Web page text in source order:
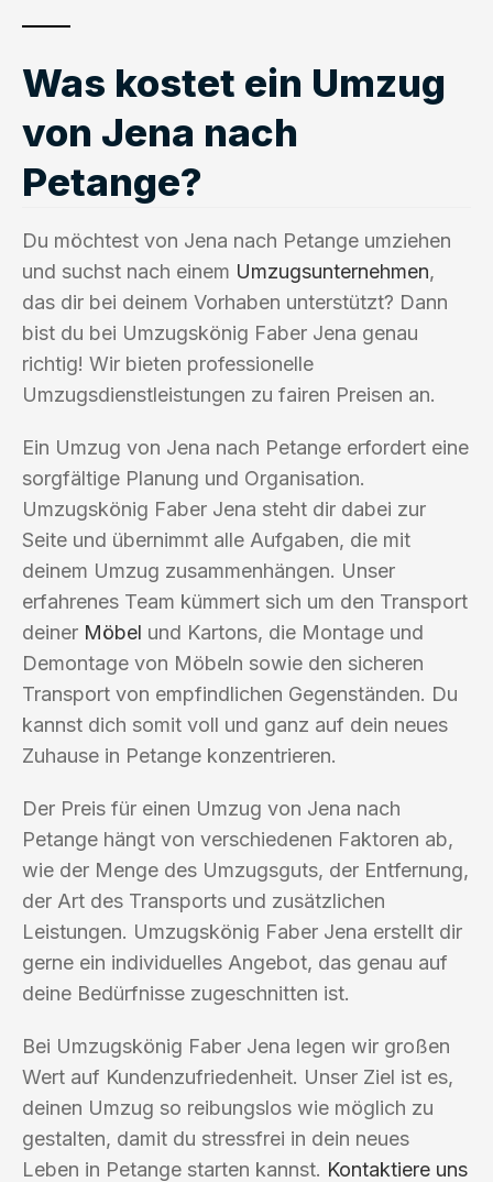
Was kostet ein Umzug
von Jena nach
Petange?
Du möchtest von Jena nach Petange umziehen
und suchst nach einem Umzugsunternehmen,
das dir bei deinem Vorhaben unterstützt? Dann
bist du bei Umzugskönig Faber Jena genau
richtig! Wir bieten professionelle
Umzugsdienstleistungen zu fairen Preisen an.
Ein Umzug von Jena nach Petange erfordert eine
sorgfältige Planung und Organisation.
Umzugskönig Faber Jena steht dir dabei zur
Seite und übernimmt alle Aufgaben, die mit
deinem Umzug zusammenhängen. Unser
erfahrenes Team kümmert sich um den Transport
deiner Möbel und Kartons, die Montage und
Demontage von Möbeln sowie den sicheren
Transport von empfindlichen Gegenständen. Du
kannst dich somit voll und ganz auf dein neues
Zuhause in Petange konzentrieren.
Der Preis für einen Umzug von Jena nach
Petange hängt von verschiedenen Faktoren ab,
wie der Menge des Umzugsguts, der Entfernung,
der Art des Transports und zusätzlichen
Leistungen. Umzugskönig Faber Jena erstellt dir
gerne ein individuelles Angebot, das genau auf
deine Bedürfnisse zugeschnitten ist.
Bei Umzugskönig Faber Jena legen wir großen
Wert auf Kundenzufriedenheit. Unser Ziel ist es,
deinen Umzug so reibungslos wie möglich zu
gestalten, damit du stressfrei in dein neues
Leben in Petange starten kannst. Kontaktiere uns